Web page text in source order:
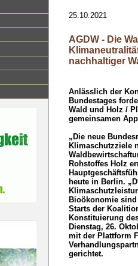
25.10.2021
AGDW - Die
nachhaltiger
Anlässlich der
Bundestages
Wald und Holz /
gemeinsamen
„Die neue
Klimaschutzziele
Rohstoffes Holz
heute in Berlin.
Bioökonomie
Starts der
Konstituierung
Dienstag, 26.
mit der Plattform
gerichtet.